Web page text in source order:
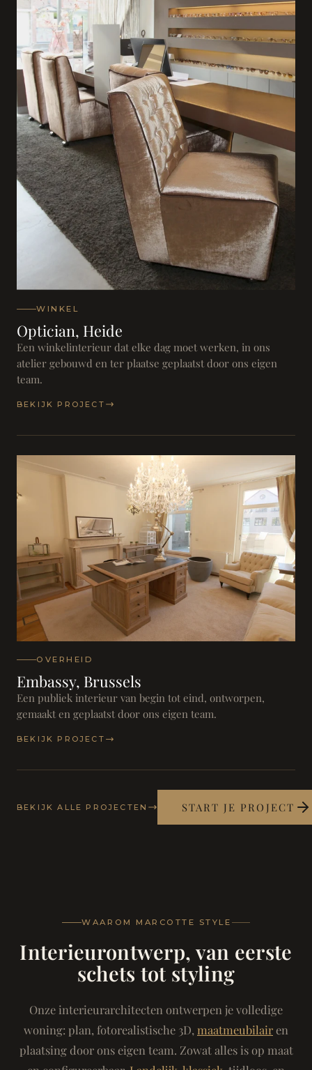
WINKEL
Optician, Heide
Een winkelinterieur dat elke dag moet werken, in ons
atelier gebouwd en ter plaatse geplaatst door ons eigen
team.
BEKIJK PROJECT
OVERHEID
Embassy, Brussels
Een publiek interieur van begin tot eind, ontworpen,
gemaakt en geplaatst door ons eigen team.
BEKIJK PROJECT
BEKIJK ALLE PROJECTEN START JE PROJECT
WAAROM MARCOTTE STYLE
Interieurontwerp, van eerste
schets tot styling
Onze interieurarchitecten ontwerpen je volledige
woning: plan, fotorealistische 3D, maatmeubilairen
plaatsing door ons eigen team. Zowat alles is op maat